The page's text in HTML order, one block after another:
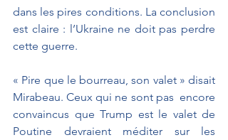
dans les pires conditions. La conclusion
est claire : l’Ukraine ne doit pas perdre
cette guerre.
« Pire que le bourreau, son valet » disait
Mirabeau. Ceux qui ne sont pas  encore
convaincus que Trump est le valet de
Poutine devraient méditer sur les